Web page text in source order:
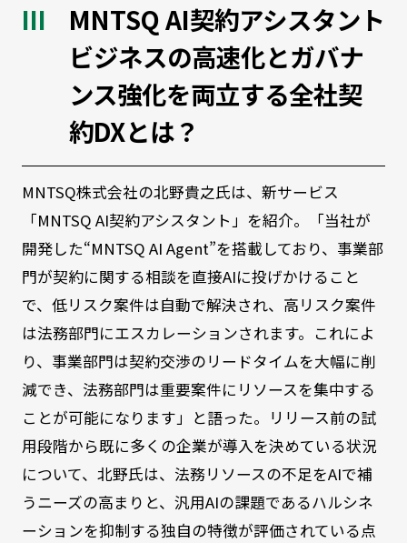
MNTSQ AI契約アシスタント
ビジネスの高速化とガバナ
ンス強化を両立する全社契
約DXとは？
MNTSQ株式会社の北野貴之氏は、新サービス
「MNTSQ AI契約アシスタント」を紹介。「当社が
開発した“MNTSQ AI Agent”を搭載しており、事業部
門が契約に関する相談を直接AIに投げかけること
で、低リスク案件は自動で解決され、高リスク案件
は法務部門にエスカレーションされます。これによ
り、事業部門は契約交渉のリードタイムを大幅に削
減でき、法務部門は重要案件にリソースを集中する
ことが可能になります」と語った。リリース前の試
用段階から既に多くの企業が導入を決めている状況
について、北野氏は、法務リソースの不足をAIで補
うニーズの高まりと、汎用AIの課題であるハルシネ
ーションを抑制する独自の特徴が評価されている点